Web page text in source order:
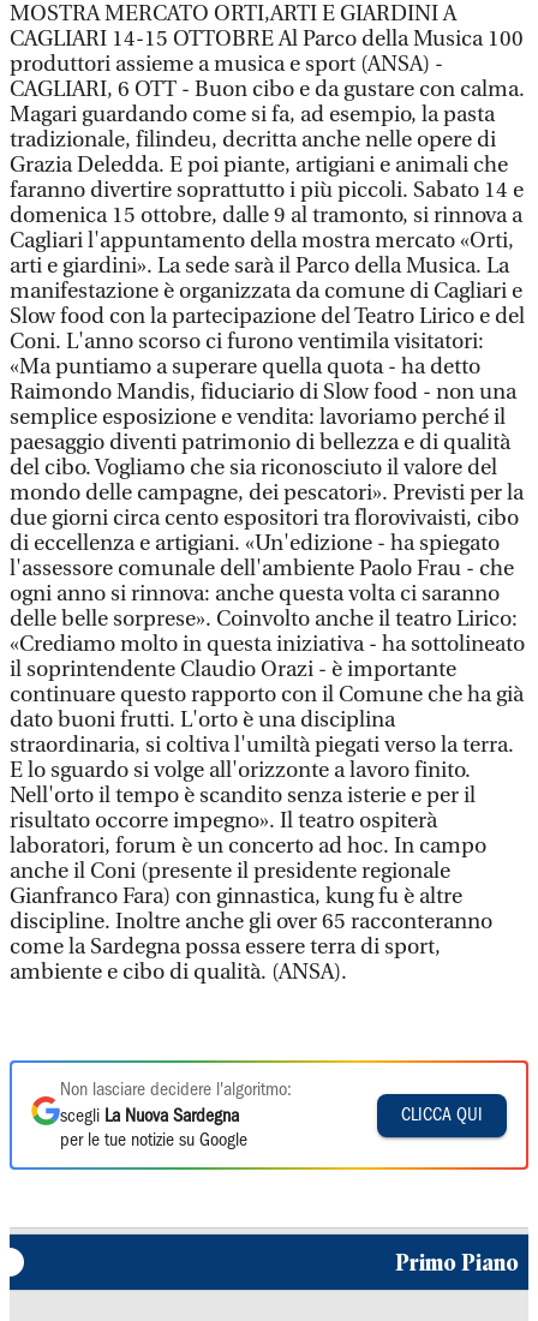
MOSTRA MERCATO ORTI,ARTI E GIARDINI A
CAGLIARI 14-15 OTTOBRE Al Parco della Musica 100
produttori assieme a musica e sport (ANSA) -
CAGLIARI, 6 OTT - Buon cibo e da gustare con calma.
Magari guardando come si fa, ad esempio, la pasta
tradizionale, filindeu, decritta anche nelle opere di
Grazia Deledda. E poi piante, artigiani e animali che
faranno divertire soprattutto i più piccoli. Sabato 14 e
domenica 15 ottobre, dalle 9 al tramonto, si rinnova a
Cagliari l'appuntamento della mostra mercato «Orti,
arti e giardini». La sede sarà il Parco della Musica. La
manifestazione è organizzata da comune di Cagliari e
Slow food con la partecipazione del Teatro Lirico e del
Coni. L'anno scorso ci furono ventimila visitatori:
«Ma puntiamo a superare quella quota - ha detto
Raimondo Mandis, fiduciario di Slow food - non una
semplice esposizione e vendita: lavoriamo perché il
paesaggio diventi patrimonio di bellezza e di qualità
del cibo. Vogliamo che sia riconosciuto il valore del
mondo delle campagne, dei pescatori». Previsti per la
due giorni circa cento espositori tra florovivaisti, cibo
di eccellenza e artigiani. «Un'edizione - ha spiegato
l'assessore comunale dell'ambiente Paolo Frau - che
ogni anno si rinnova: anche questa volta ci saranno
delle belle sorprese». Coinvolto anche il teatro Lirico:
«Crediamo molto in questa iniziativa - ha sottolineato
il soprintendente Claudio Orazi - è importante
continuare questo rapporto con il Comune che ha già
dato buoni frutti. L'orto è una disciplina
straordinaria, si coltiva l'umiltà piegati verso la terra.
E lo sguardo si volge all'orizzonte a lavoro finito.
Nell'orto il tempo è scandito senza isterie e per il
risultato occorre impegno». Il teatro ospiterà
laboratori, forum è un concerto ad hoc. In campo
anche il Coni (presente il presidente regionale
Gianfranco Fara) con ginnastica, kung fu è altre
discipline. Inoltre anche gli over 65 racconteranno
come la Sardegna possa essere terra di sport,
ambiente e cibo di qualità. (ANSA).
Non lasciare decidere l'algoritmo:
scegli La Nuova Sardegna
per le tue notizie su Google
CLICCA QUI
Primo Piano